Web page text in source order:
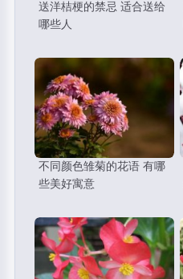
送洋桔梗的禁忌 适合送给
哪些人
不同颜色雏菊的花语 有哪
些美好寓意